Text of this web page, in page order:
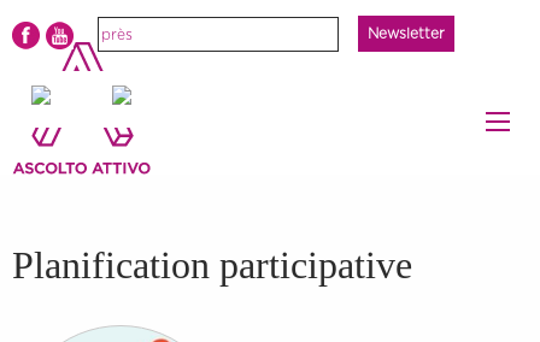
Newsletter
Planification participative